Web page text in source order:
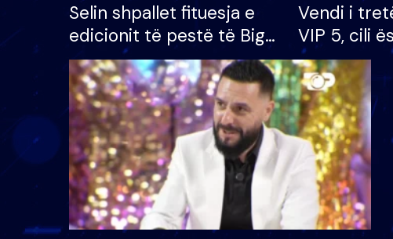
Selin shpallet fituesja e
edicionit të pestë të Big
Brother VIP, rrëmben
çmimin e madh prej 100
mijë eurosh
Vendi i
VIP 5, cili
radhës që